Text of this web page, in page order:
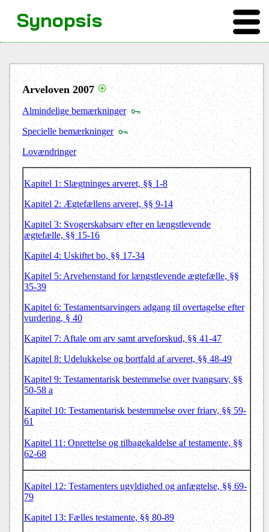
Arveloven 2007
Almindelige bemærkninger
Specielle bemærkninger
Lovændringer
Kapitel 1: Slægtninges arveret, §§ 1-8
Kapitel 2: Ægtefællens arveret, §§ 9-14
Kapitel 3: Svogerskabsarv efter en længstlevende
ægtefælle, §§ 15-16
Kapitel 4: Uskiftet bo, §§ 17-34
Kapitel 5: Arvehenstand for længstlevende ægtefælle, §§
35-39
Kapitel 6: Testamentsarvingers adgang til overtagelse efter
vurdering, § 40
Kapitel 7: Aftale om arv samt arveforskud, §§ 41-47
Kapitel 8: Udelukkelse og bortfald af arveret, §§ 48-49
Kapitel 9: Testamentarisk bestemmelse over tvangsarv, §§
50-58 a
Kapitel 10: Testamentarisk bestemmelse over friarv, §§ 59-
61
Kapitel 11: Oprettelse og tilbagekaldelse af testamente, §§
62-68
Kapitel 12: Testamenters ugyldighed og anfægtelse, §§ 69-
79
Kapitel 13: Fælles testamente, §§ 80-89
Synopsis